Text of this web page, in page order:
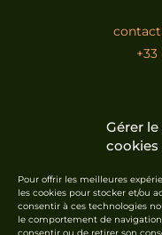
Gérer
cookies
Pour offrir les meilleures
les cookies pour stocker et/ou
consentir à ces technologies
le comportement de